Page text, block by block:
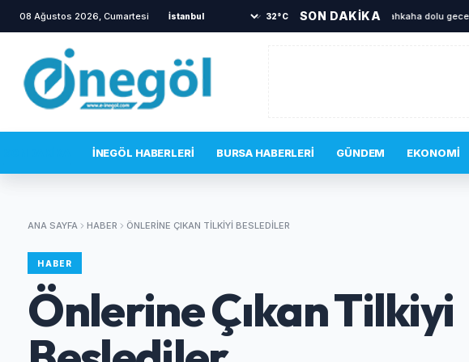
08 Ağustos 2026, Cumartesi 32°C SON DAKİKA
Mustafa Keser’den müzik ve kahkaha dolu gece •
İNEGÖL HABERLERI BURSA HABERLERI GÜNDEM EKONOMI
ANA SAYFA HABER ÖNLERINE ÇIKAN TILKIYI BESLEDILER
HABER
Önlerine Çıkan Tilkiyi